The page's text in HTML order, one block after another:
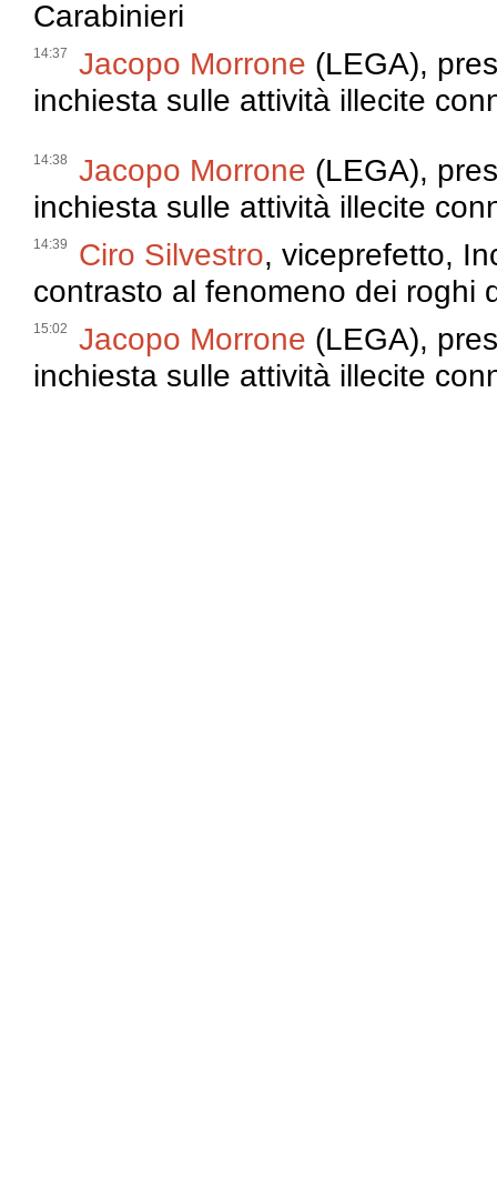
Carabinieri
14:37 Jacopo Morrone (LEGA),
inchiesta sulle attività illecite
14:38 Jacopo Morrone (LEGA),
inchiesta sulle attività illecite
14:39 Ciro Silvestro, viceprefetto,
contrasto al fenomeno dei roghi
15:02 Jacopo Morrone (LEGA),
inchiesta sulle attività illecite